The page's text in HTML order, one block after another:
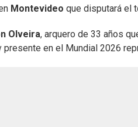
Montevideo que disputará el
Olveira, arquero de 33 años
presente en el Mundial 2026